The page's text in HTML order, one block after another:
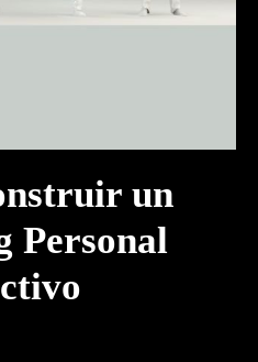
un
Personal